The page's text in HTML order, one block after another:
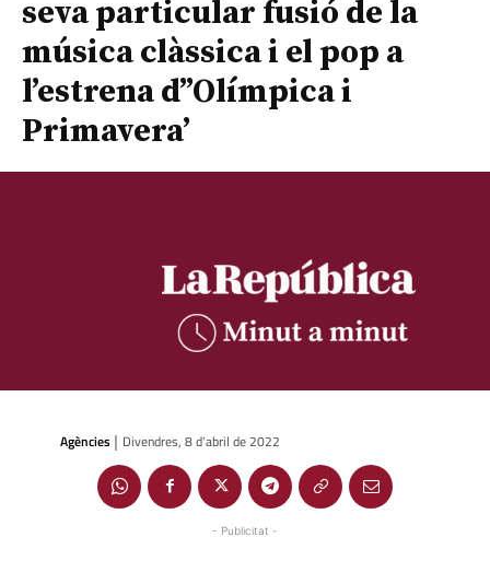
seva particular fusió de la
música clàssica i el pop a
l’estrena d”Olímpica i
Primavera’
Agències | Divendres, 8 d'abril de 2022
- Publicitat -